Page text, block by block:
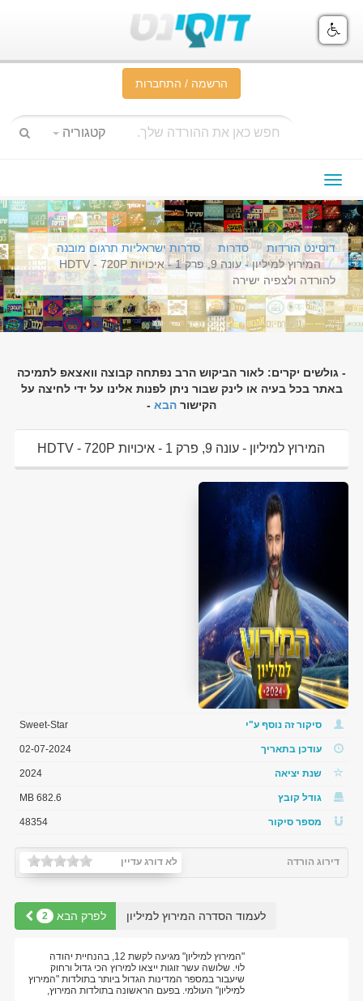
הרשמה / התחברות
קטגוריה
תפריט
ניווט
דוסינט הורדות סדרות
סדרות ישראליות תרגום מובנה
המירוץ למיליון - עונה 9, פרק 1 - איכויות HDTV - 720P
להורדה ולצפיה ישירה
- גולשים יקרים: לאור הביקוש הרב נפתחה קבוצה וואצאפ לתמיכה
באתר בכל בעיה או לינק שבור ניתן לפנות אלינו על ידי לחיצה על
הקישור הבא -
המירוץ למיליון - עונה 9, פרק 1 - איכויות HDTV - 720P
להורדה ולצפיה ישירה
סיקור זה נוסף ע"י Sweet-Star
עודכן בתאריך 02-07-2024
שנת יציאה 2024
גודל קובץ 682.6 MB
מספר סיקור 48354
לא דורג עדיין דירוג הורדה
לפרק הבא 2 לעמוד הסדרה המירוץ למיליון
"המירוץ למיליון" מגיעה לקשת 12, בהנחיית יהודה
לוי. שלושה עשר זוגות ייצאו למירוץ הכי גדול ורחוק
שיעבור במספר המדינות הגדול ביותר בתולדות "המירוץ
למיליון" העולמי. בפעם הראשונה בתולדות המירוץ,